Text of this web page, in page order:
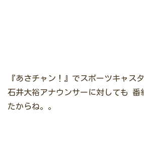
『あさチャン！』でスポーツキャス
石井大裕アナウンサーに対しても
番
たからね。。